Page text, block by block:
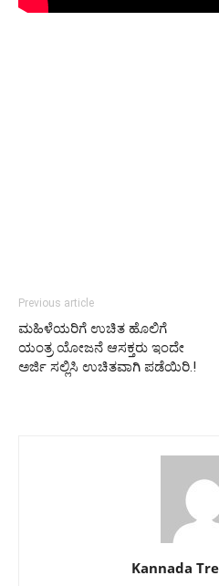
Previous article
ಮಹಿಳೆಯರಿಗೆ ಉಚಿತ ಹೊಲಿಗೆ
ಯಂತ್ರ ಯೋಜನೆ ಆಸಕ್ತರು ಇಂದೇ
ಅರ್ಜಿ ಸಲ್ಲಿಸಿ ಉಚಿತವಾಗಿ ಪಡೆಯಿರಿ.!
Kannada